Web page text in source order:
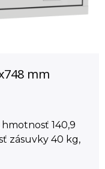
mm
140,9
zásuvky 40 kg,